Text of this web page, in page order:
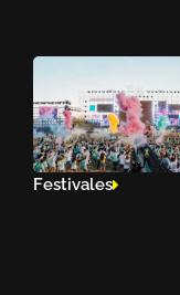
Festivales